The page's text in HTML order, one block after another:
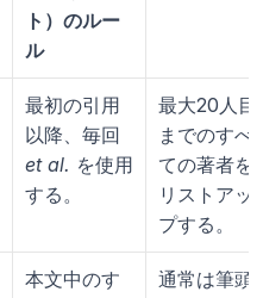
ト）のルー
ル
最初の引用
et al. を使用
する。
最大20人目
までのすべ
ての著者を
リストアッ
プする。
本文中のす
通常は筆頭